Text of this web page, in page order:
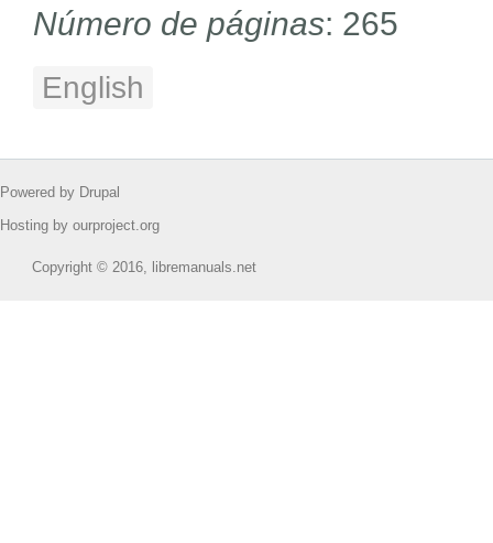
Número de páginas: 265
English
Powered by Drupal
Hosting by ourproject.org
Copyright © 2016, libremanuals.net